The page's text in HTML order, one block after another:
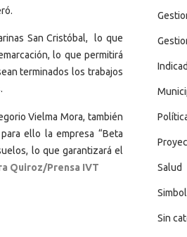
San Cristóbal, lo que
lo que permitirá
terminados los trabajos
Vielma Mora, también
ello la empresa “Beta
lo que garantizará el
Quiroz/Prensa IVT Salud
Sin